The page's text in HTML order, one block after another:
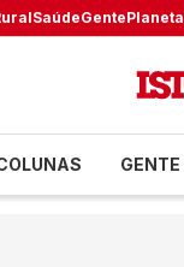
SaúdeGentePlaneta
GENTE